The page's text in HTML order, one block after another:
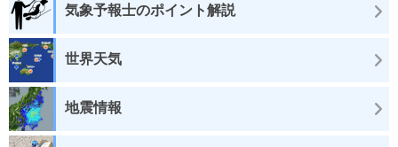
気象予報士のポイント解説
世界天気
地震情報